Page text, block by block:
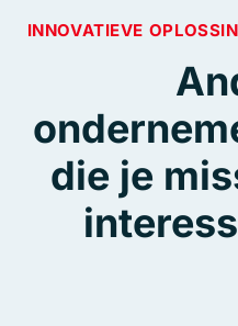
INNOVATIEVE
die je